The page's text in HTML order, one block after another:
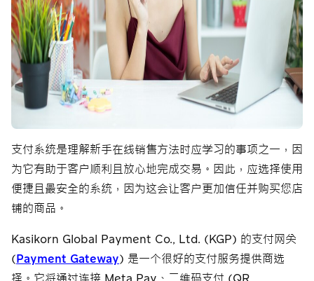
支付系统是理解新手在线销售方法时应学习的事项之一，因
为它有助于客户顺利且放心地完成交易。因此，应选择使用
便捷且最安全的系统，因为这会让客户更加信任并购买您店
铺的商品。
Kasikorn Global Payment Co., Ltd. (KGP) 的支付网关
(Payment Gateway) 是一个很好的支付服务提供商选